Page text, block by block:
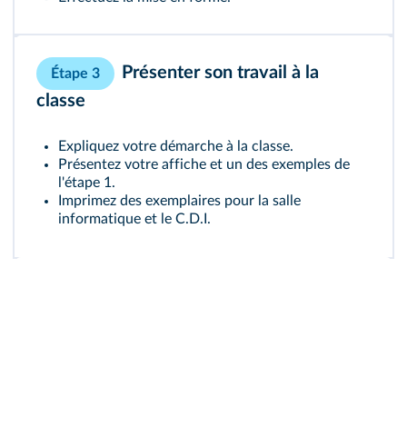
Étape 3
Présenter son travail à la
classe
Expliquez votre démarche à la classe.
Présentez votre affiche et un des exemples de
l'étape 1.
Imprimez des exemplaires pour la salle
informatique et le C.D.I.